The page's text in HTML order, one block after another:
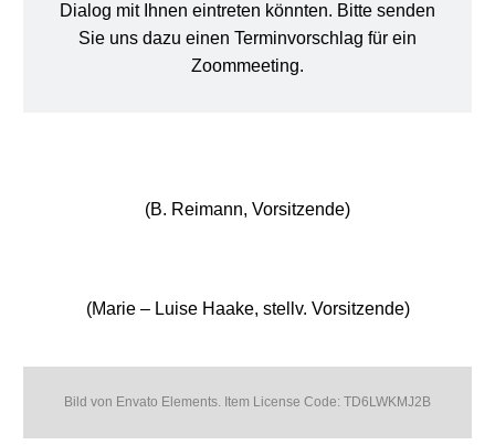
Dialog mit Ihnen eintreten könnten. Bitte senden
Sie uns dazu einen Terminvorschlag für ein
Zoommeeting.
(B. Reimann, Vorsitzende)
(Marie – Luise Haake, stellv. Vorsitzende)
Bild von Envato Elements. Item License Code: TD6LWKMJ2B